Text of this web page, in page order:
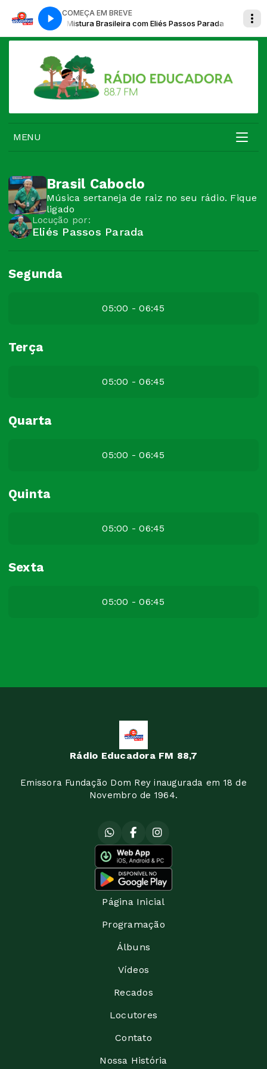
COMEÇA EM BREVE
Parada Mistura Brasileira com Eliés Passos Parada
MENU
Brasil Caboclo
Música sertaneja de raiz no seu rádio. Fique
ligado
Locução por:
Eliés Passos Parada
Segunda
05:00 - 06:45
Terça
05:00 - 06:45
Quarta
05:00 - 06:45
Quinta
05:00 - 06:45
Sexta
05:00 - 06:45
Rádio Educadora FM 88,7
Emissora Fundação Dom Rey inaugurada em 18 de
Novembro de 1964.
Página Inicial
Programação
Álbuns
Vídeos
Recados
Locutores
Contato
Nossa História